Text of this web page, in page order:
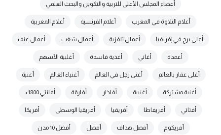
أعضاء المجلس الأعلى للتربية والتكوين والبحث العلمي
أعلام التلاوة في المغرب أعلام الفرنسية أعلام المغربية
أعلى برج في إفريقيا أعمال تلفزية أعمال شغب أعمال عنف
أعمدة أغاني أغذية فاسدة أغلبية الأسهم
أغلى عقار بالعالم أغنى رجل في العالم أغنياء العالم أغنية
أغنية مشتركة أغنيىة أفاذار أفارقة أفانتي 1800+
أفتاتي أفريفاطا أفريقيا أفريقيا الوسطى أفريكا
أفريكوم أفصل هداف أفضل أفضل 10 مدن